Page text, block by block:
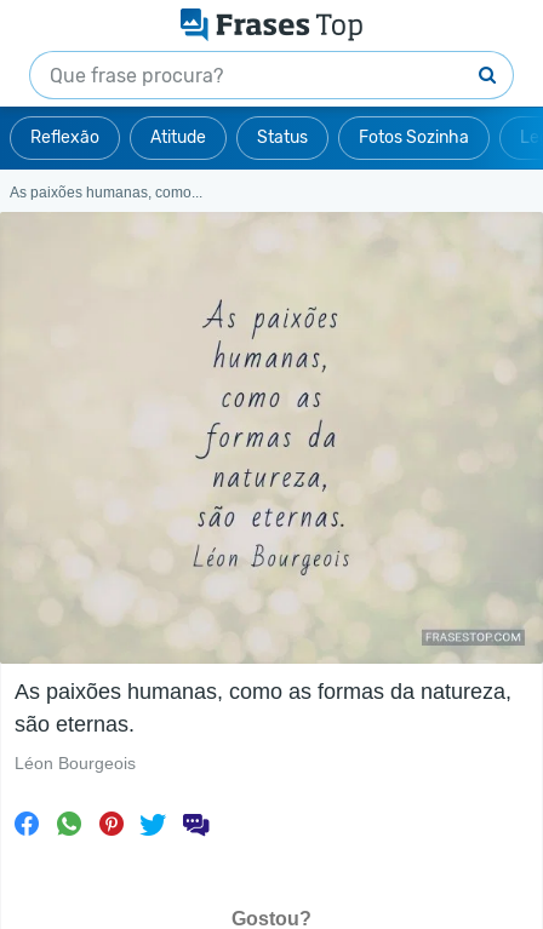
Reflexão Atitude Status Fotos Sozinha
As paixões humanas, como...
As paixões humanas, como as formas da natureza,
são eternas.
Léon Bourgeois
Gostou?